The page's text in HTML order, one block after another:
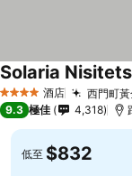
4 星級 酒店 西門町
Solaria
9.3 極佳 4,318
低至 $832